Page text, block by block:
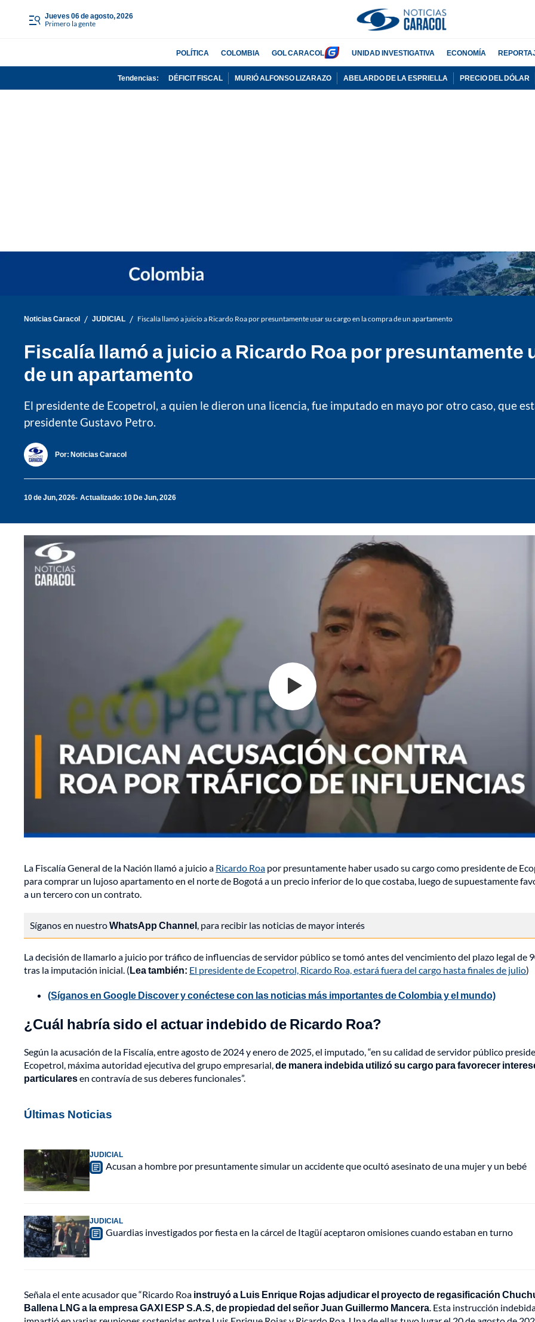
jueves 06 de agosto, 2026
Primero la gente
POLÍTICA COLOMBIA GOL CARACOL UNIDAD INVESTIGATIVA ECONOMÍA
Tendencias: DÉFICIT FISCAL MURIÓ ALFONSO LIZARAZO ABELARDO DE LA ESPRIELLA PRECIO DEL DÓLAR
Noticias Caracol / JUDICIAL / Fiscalía llamó a juicio a Ricardo Roa por presuntamente usar su cargo en la compra de un apartamento
Fiscalía llamó a juicio a Ricardo Roa por presuntamente
de un apartamento
El presidente de Ecopetrol, a quien le dieron una licencia, fue imputado en mayo por otro caso, que
presidente Gustavo Petro.
Por: Noticias Caracol
10 de Jun, 2026 Actualizado: 10 De Jun, 2026
La Fiscalía General de la Nación llamó a juicio a Ricardo Roa por presuntamente haber usado su cargo como presidente de
para comprar un lujoso apartamento en el norte de Bogotá a un precio inferior de lo que costaba, luego de supuestamente
a un tercero con un contrato.
Síganos en nuestroWhatsApp Channel, para recibir las noticias de mayor interés
La decisión de llamarlo a juicio por tráfico de influencias de servidor público se tomó antes del vencimiento del plazo legal de
tras la imputación inicial. (Lea también: El presidente de Ecopetrol, Ricardo Roa, estará fuera del cargo hasta finales de julio)
(Síganos en Google Discover y conéctese con las noticias más importantes de Colombia y el mundo)
¿Cuál habría sido el actuar indebido de Ricardo Roa?
Según la acusación de la Fiscalía, entre agosto de 2024 y enero de 2025, el imputado, “en su calidad de servidor público
Ecopetrol, máxima autoridad ejecutiva del grupo empresarial,de manera indebida utilizó su cargo para favorecer
particularesen contravía de sus deberes funcionales”.
Últimas Noticias
JUDICIAL
Acusan a hombre por presuntamente simular un accidente que ocultó asesinato de una mujer y un bebé
JUDICIAL
Guardias investigados por fiesta en la cárcel de Itagüí aceptaron omisiones cuando estaban en turno
Señala el ente acusador que “Ricardo Roa instruyó a Luis Enrique Rojas adjudicar el proyecto de regasificación
Ballena LNG a la empresa GAXI ESP S.A.S, de propiedad del señor Juan Guillermo Mancera. Esta instrucción